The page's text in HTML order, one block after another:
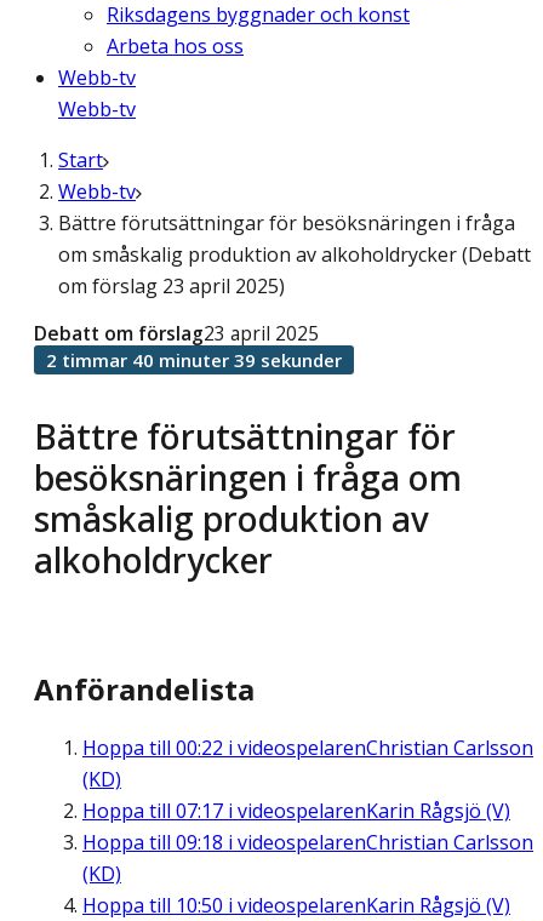
Riksdagens byggnader och konst
Arbeta hos oss
Webb-tv
Webb-tv
Start
Webb-tv
Bättre förutsättningar för besöksnäringen i fråga
om småskalig produktion av alkoholdrycker (Debatt
om förslag 23 april 2025)
Bättre förutsättningar för
besöksnäringen i fråga om
småskalig produktion av
alkoholdrycker
Debatt om förslag23 april 2025
2 timmar 40 minuter 39 sekunder
Anförandelista
Hoppa till 00:22 i videospelarenChristian Carlsson
(KD)
Hoppa till 07:17 i videospelarenKarin Rågsjö (V)
Hoppa till 09:18 i videospelarenChristian Carlsson
(KD)
Hoppa till 10:50 i videospelarenKarin Rågsjö (V)